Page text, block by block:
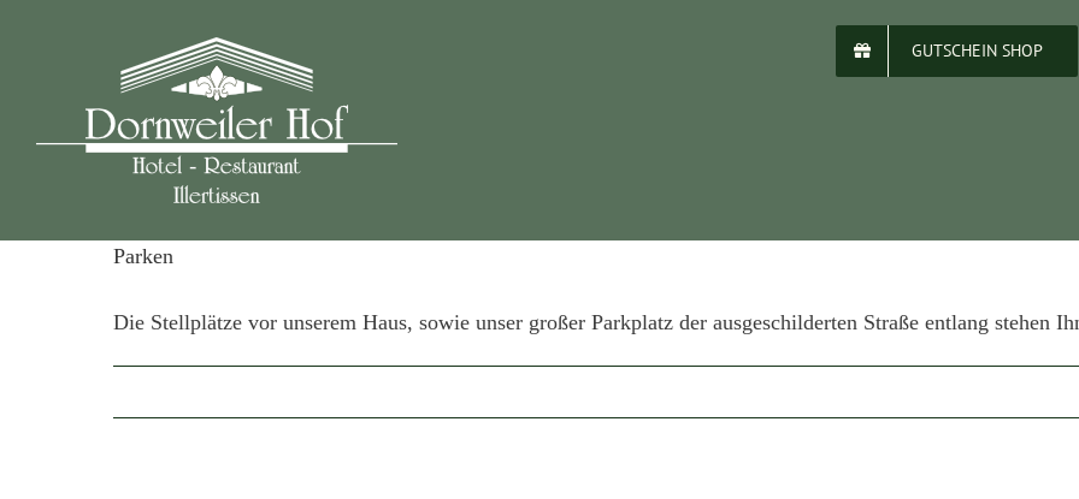
GUTSCHEIN SHOP
Parken
Die Stellplätze vor unserem Haus, sowie unser großer Parkplatz der ausgeschilderten Straße entlang stehen